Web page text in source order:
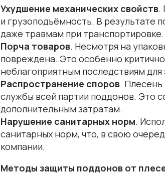
Ухудшение механических свойств.
и грузоподъёмность. В результате
даже травмам при транспортировке.
Порча товаров. Несмотря на
повреждена. Это особенно
неблагоприятным последствиям для
Распространение споров. Плесень
службы всей партии поддонов. Это
дополнительным затратам.
Нарушение санитарных норм.
санитарных норм, что, в свою
компании.
Методы защиты поддонов от